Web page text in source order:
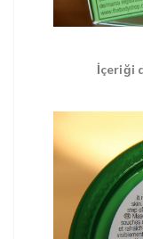
İçeriği